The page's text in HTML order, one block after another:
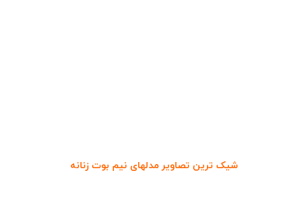
شیک ترین تصاویر مدلهای نیم بوت زنانه